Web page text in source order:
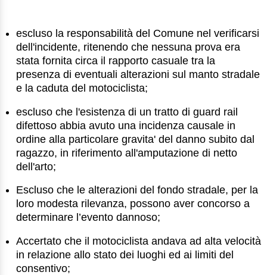
escluso la responsabilità del Comune nel verificarsi
dell'incidente, ritenendo che nessuna prova era
stata fornita circa il rapporto casuale tra la
presenza di eventuali alterazioni sul manto stradale
e la caduta del motociclista;
escluso che l'esistenza di un tratto di guard rail
difettoso abbia avuto una incidenza causale in
ordine alla particolare gravita' del danno subito dal
ragazzo, in riferimento all'amputazione di netto
dell'arto;
Escluso che le alterazioni del fondo stradale, per la
loro modesta rilevanza, possono aver concorso a
determinare l’evento dannoso;
Accertato che il motociclista andava ad alta velocità
in relazione allo stato dei luoghi ed ai limiti del
consentivo;